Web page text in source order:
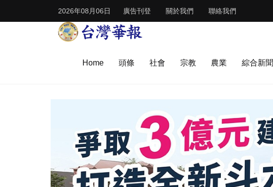
2026年08月06日 廣告刊登 關於我們 聯絡我們
Home 頭條 社會 宗教 農業 綜合新聞